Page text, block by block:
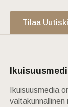
Tilaa
Ikuisuusmedia
valtakunnallinen